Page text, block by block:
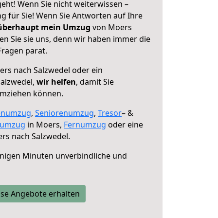
Wenn Sie nicht weiterwissen –
für Sie! Wenn Sie Antworten auf Ihre
mein Umzug von Moers
Sie sie uns, denn wir haben immer die
parat.
nach Salzwedel oder ein
wir helfen, damit Sie
können.
, Seniorenumzug, Tresor– &
in Moers, Fernumzug oder eine
nach Salzwedel.
Minuten unverbindliche und
Angebote erhalten